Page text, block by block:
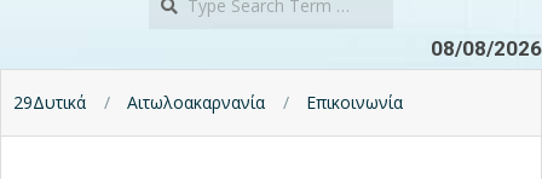
08/08/2026
29Δυτικά Αιτωλοακαρνανία Επικοινωνία